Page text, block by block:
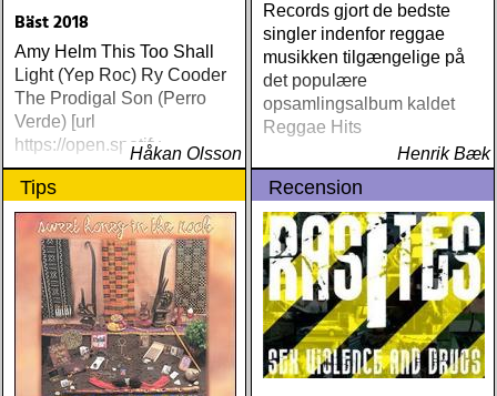
Bäst 2018
Amy Helm This Too Shall
Light (Yep Roc) Ry Cooder
The Prodigal Son (Perro
Verde) [url
https://open.spotifyHåkan Olsson
Records gjort de bedste
singler indenfor reggae
musikken tilgængelige på
det populære
opsamlingsalbum kaldet
Reggae Hits
Henrik Bæk
Tips Recension